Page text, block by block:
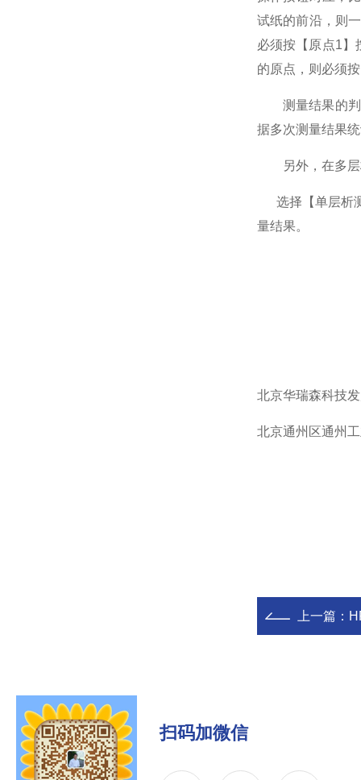
试纸的前沿，则
必须按【原点1 】
的原点，则必须
测量结果的
据多次测量结果
另外，在多
选择【单层析
量结果。
北京华瑞森科技
北京通州区通州
上一篇：
扫码加微信